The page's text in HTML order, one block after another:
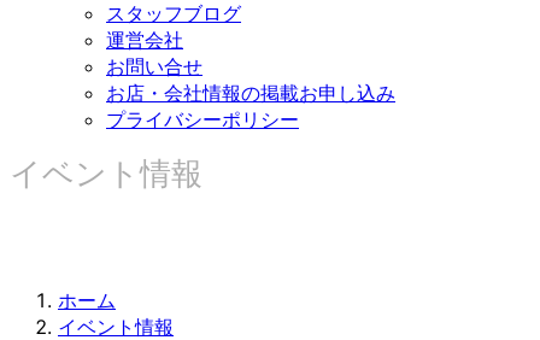
スタッフブログ
運営会社
お問い合せ
お店・会社情報の掲載お申し込み
プライバシーポリシー
イベント情報
ホーム
イベント情報